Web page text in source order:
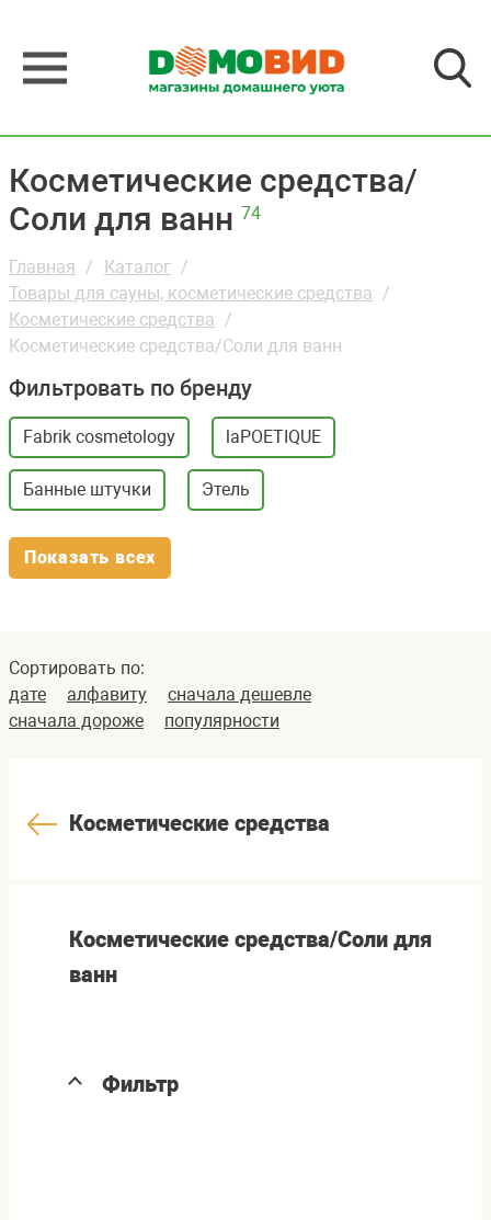
Косметические средства/
Соли для ванн 74
Главная
Каталог
Товары для сауны, косметические средства
Косметические средства
Косметические средства/Соли для ванн
Фильтровать по бренду
Fabrik cosmetology laPOETIQUE
Банные штучки Этель
Показать всех
Сортировать по:
дате
алфавиту
сначала дешевле
сначала дороже
популярности
Косметические средства
Косметические средства/Соли для
ванн
Фильтр